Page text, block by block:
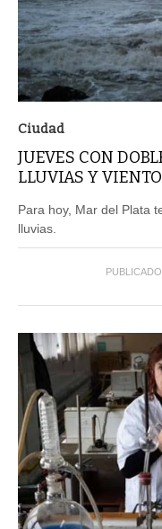
Ciudad
JUEVES CON
LLUVIAS Y
Para hoy, Mar del Plata
lluvias.